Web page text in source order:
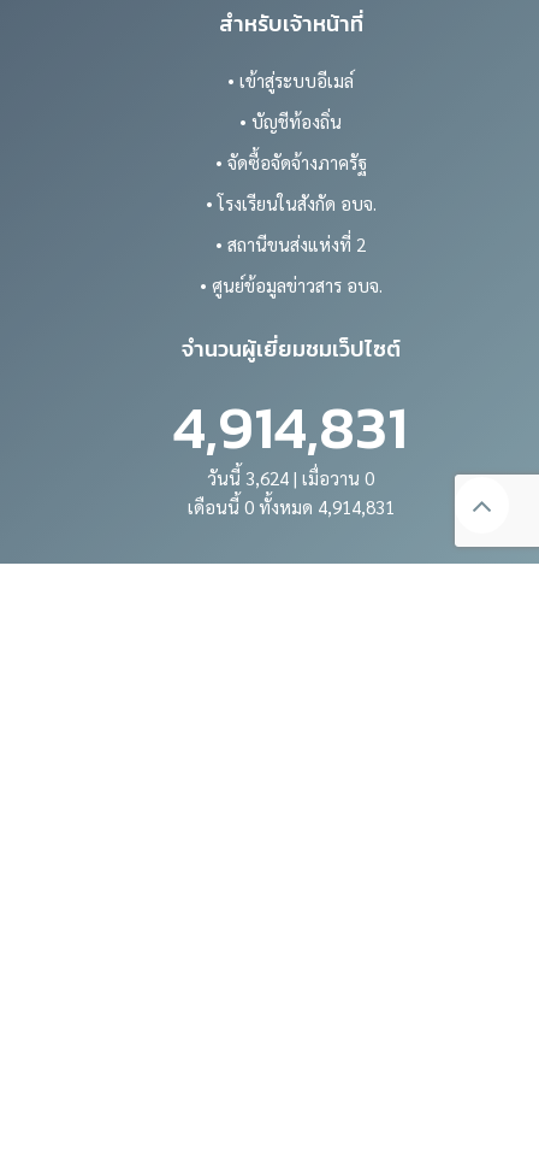
สำหรับเจ้าหน้าที่
• เข้าสู่ระบบอีเมล์
• บัญชีท้องถิ่น
• จัดซื้อจัดจ้างภาครัฐ
• โรงเรียนในสังกัด อบจ.
• สถานีขนส่งแห่งที่ 2
• ศูนย์ข้อมูลข่าวสาร อบจ.
จำนวนผู้เยี่ยมชมเว็ปไซต์
4,914,831
วันนี้ 3,624 | เมื่อวาน 0
เดือนนี้ 0 ทั้งหมด 4,914,831